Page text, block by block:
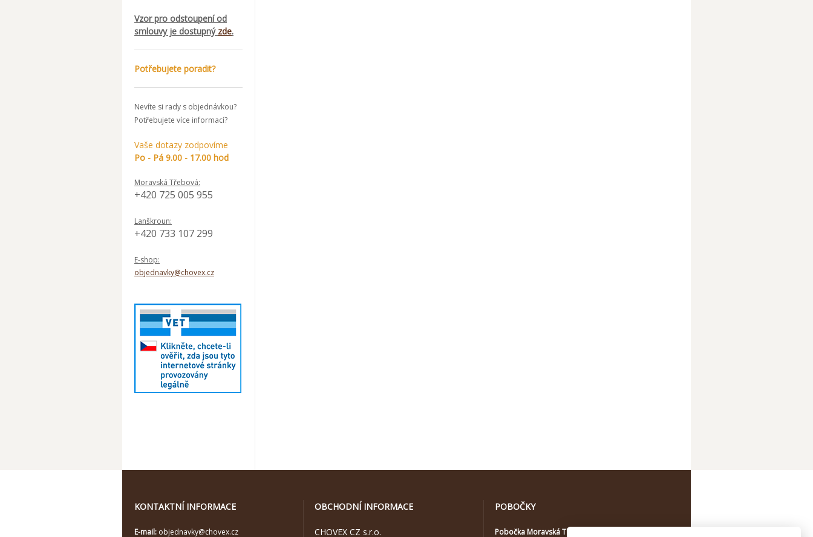
Vzor pro odstoupení od
smlouvy je dostupný zde.
Potřebujete poradit?
Nevíte si rady s objednávkou?
Potřebujete více informací?
Vaše dotazy zodpovíme
Po - Pá 9.00 - 17.00 hod
Moravská Třebová:
+420 725 005 955
Lanškroun:
+420 733 107 299
E-shop:
objednavky@chovex.cz
KONTAKTNÍ INFORMACE
E-mail: objednavky@chovex.cz
OBCHODNÍ INFORMACE
CHOVEX CZ s.r.o.
POBOČKY
Pobočka Moravská Třebová